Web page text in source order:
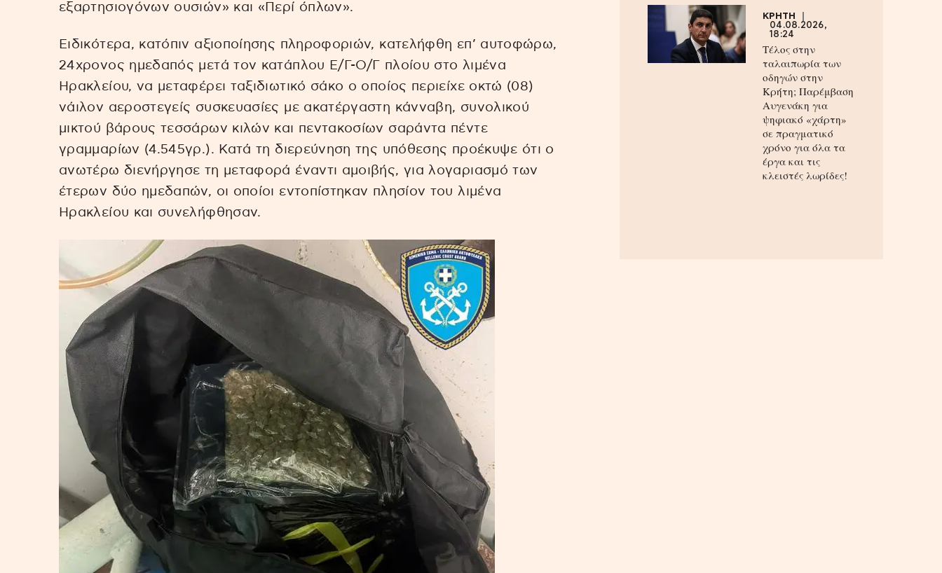
εξαρτησιογόνων ουσιών» και «Περί όπλων».
Ειδικότερα, κατόπιν αξιοποίησης πληροφοριών, κατελήφθη επ’ αυτοφώρω,
24χρονος ημεδαπός μετά τον κατάπλου Ε/Γ-Ο/Γ πλοίου στο λιμένα
Ηρακλείου, να μεταφέρει ταξιδιωτικό σάκο ο οποίος περιείχε οκτώ (08)
νάιλον αεροστεγείς συσκευασίες με ακατέργαστη κάνναβη, συνολικού
μικτού βάρους τεσσάρων κιλών και πεντακοσίων σαράντα πέντε
γραμμαρίων (4.545γρ.). Κατά τη διερεύνηση της υπόθεσης προέκυψε ότι ο
ανωτέρω διενήργησε τη μεταφορά έναντι αμοιβής, για λογαριασμό των
έτερων δύο ημεδαπών, οι οποίοι εντοπίστηκαν πλησίον του λιμένα
Ηρακλείου και συνελήφθησαν.
ΚΡΗΤΗ
04.08.2026,
18:24
Τέλος στην
ταλαιπωρία των
οδηγών στην
Κρήτη; Παρέμβαση
Αυγενάκη για
ψηφιακό «χάρτη»
σε πραγματικό
χρόνο για όλα τα
έργα και τις
κλειστές λωρίδες!